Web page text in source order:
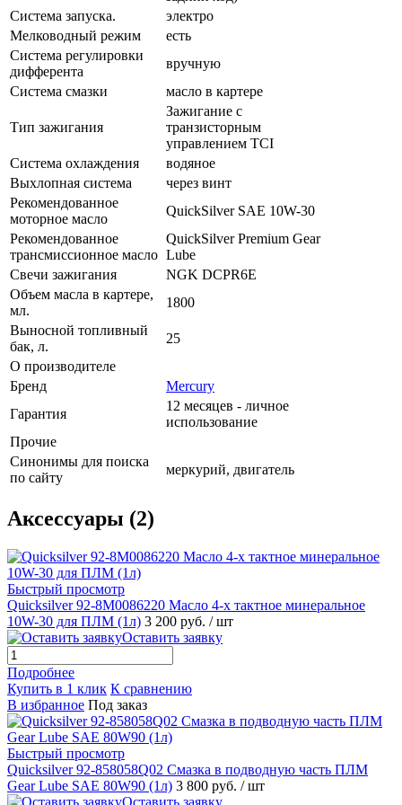
Система запуска.
электро
Мелководный режим
есть
Система регулировки
дифферента
вручную
Система смазки
масло в картере
Тип зажигания
Зажигание с
транзисторным
управлением TCI
Система охлаждения
водяное
Выхлопная система
через винт
Рекомендованное
моторное масло
QuickSilver SAE 10W-30
Рекомендованное
трансмиссионное масло
QuickSilver Premium Gear
Lube
Свечи зажигания
NGK DCPR6E
Объем масла в картере,
мл.
1800
Выносной топливный
бак, л.
25
О производителе
Бренд
Mercury
Гарантия
12 месяцев - личное
использование
Прочие
Синонимы для поиска
по сайту
меркурий, двигатель
Аксессуары (2)
Быстрый просмотр
Quicksilver 92-8M0086220 Масло 4-х тактное минеральное
10W-30 для ПЛМ (1л) 3 200 руб. / шт
Оставить заявку
Подробнее
Купить в 1 клик К сравнению
В избранное Под заказ
Быстрый просмотр
Quicksilver 92-858058Q02 Смазка в подводную часть ПЛМ
Gear Lube SAE 80W90 (1л) 3 800 руб. / шт
Оставить заявку